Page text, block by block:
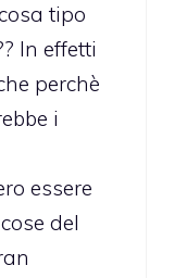
tipo
In effetti
perchè
i
essere
del